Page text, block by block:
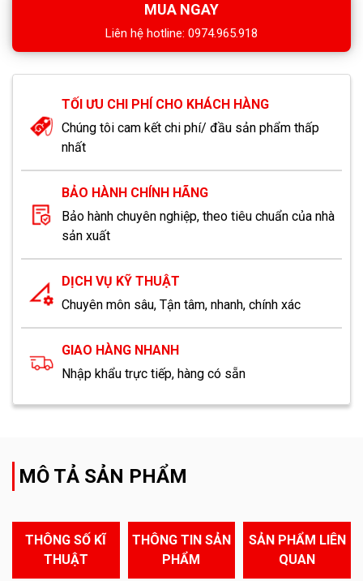
MUA NGAY
Liên hệ hotline: 0974.965.918
TỐI ƯU CHI PHÍ CHO KHÁCH HÀNG
Chúng tôi cam kết chi phí/ đầu sản phẩm thấp
nhất
BẢO HÀNH CHÍNH HÃNG
Bảo hành chuyên nghiệp, theo tiêu chuẩn của nhà
sản xuất
DỊCH VỤ KỸ THUẬT
Chuyên môn sâu, Tận tâm, nhanh, chính xác
GIAO HÀNG NHANH
Nhập khẩu trực tiếp, hàng có sẵn
MÔ TẢ SẢN PHẨM
THÔNG SỐ KĨ
THUẬT
THÔNG TIN SẢN
PHẨM
SẢN PHẨM LIÊN
QUAN